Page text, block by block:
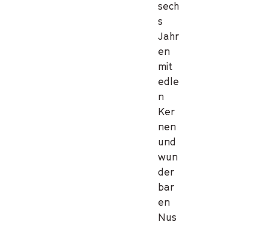
sech
s
Jahr
en
mit
edle
n
Ker
nen
und
wun
der
bar
en
Nus